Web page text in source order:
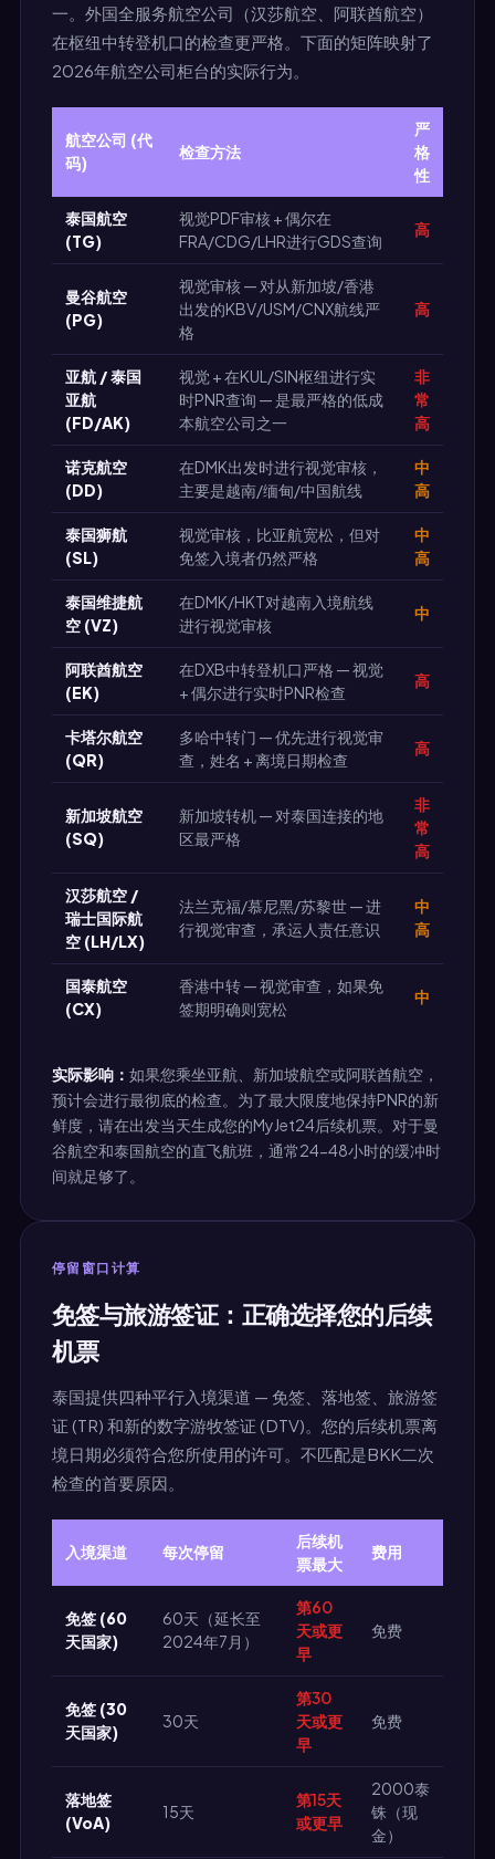
一。外国全服务航空公司（汉莎航空、阿联酋航空）
在枢纽中转登机口的检查更严格。下面的矩阵映射了
2026年航空公司柜台的实际行为。
航空公司 (代
码)
检查方法
严
格
性
泰国航空
(TG)
视觉PDF审核 + 偶尔在
FRA/CDG/LHR进行GDS查询
高
曼谷航空
(PG)
视觉审核 — 对从新加坡/香港
出发的KBV/USM/CNX航线严
格
高
亚航 / 泰国
亚航
(FD/AK)
视觉 + 在KUL/SIN枢纽进行实
时PNR查询 — 是最严格的低成
本航空公司之一
非
常
高
诺克航空
(DD)
在DMK出发时进行视觉审核，
主要是越南/缅甸/中国航线
中
高
泰国狮航
(SL)
视觉审核，比亚航宽松，但对
免签入境者仍然严格
中
高
泰国维捷航
空 (VZ)
在DMK/HKT对越南入境航线
进行视觉审核
中
阿联酋航空
(EK)
在DXB中转登机口严格 — 视觉
+ 偶尔进行实时PNR检查
高
卡塔尔航空
(QR)
多哈中转门 — 优先进行视觉审
查，姓名 + 离境日期检查
高
新加坡航空
(SQ)
新加坡转机 — 对泰国连接的地
区最严格
非
常
高
汉莎航空 /
瑞士国际航
空 (LH/LX)
法兰克福/慕尼黑/苏黎世 — 进
行视觉审查，承运人责任意识
中
高
国泰航空
(CX)
香港中转 — 视觉审查，如果免
签期明确则宽松
中
实际影响： 如果您乘坐亚航、新加坡航空或阿联酋航空，
预计会进行最彻底的检查。为了最大限度地保持PNR的新
鲜度，请在出发当天生成您的MyJet24后续机票。对于曼
谷航空和泰国航空的直飞航班，通常24-48小时的缓冲时
间就足够了。
停留窗口计算
免签与旅游签证：正确选择您的后续
机票
泰国提供四种平行入境渠道 — 免签、落地签、旅游签
证 (TR) 和新的数字游牧签证 (DTV)。您的后续机票离
境日期必须符合您所使用的许可。不匹配是BKK二次
检查的首要原因。
入境渠道 每次停留
后续机
票最大
费用
免签 (60
天国家)
60天（延长至
2024年7月）
第60
天或更
早
免费
免签 (30
天国家)
30天
第30
天或更
早
免费
落地签
(VoA)
15天
第15天
或更早
2000泰
铢（现
金）